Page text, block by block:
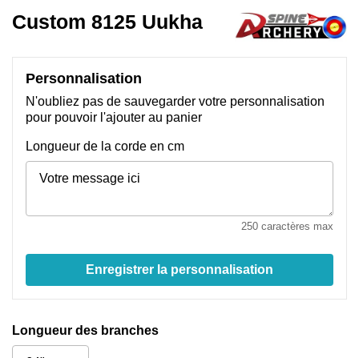
Custom 8125 Uukha
Personnalisation
N'oubliez pas de sauvegarder votre personnalisation
pour pouvoir l'ajouter au panier
Longueur de la corde en cm
250 caractères max
Enregistrer la personnalisation
Longueur des branches